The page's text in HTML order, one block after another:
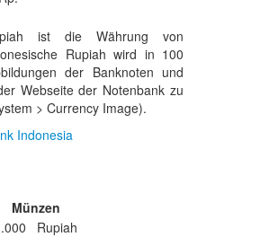
ist die Währung von
Rupiah wird in 100
der Banknoten und
Webseite der Notenbank zu
> Currency Image).
Indonesia
Münzen
Rupiah